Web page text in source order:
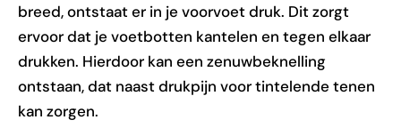
breed, ontstaat er in je voorvoet druk. Dit zorgt
ervoor dat je voetbotten kantelen en tegen elkaar
drukken. Hierdoor kan een zenuwbeknelling
ontstaan, dat naast drukpijn voor tintelende tenen
kan zorgen.